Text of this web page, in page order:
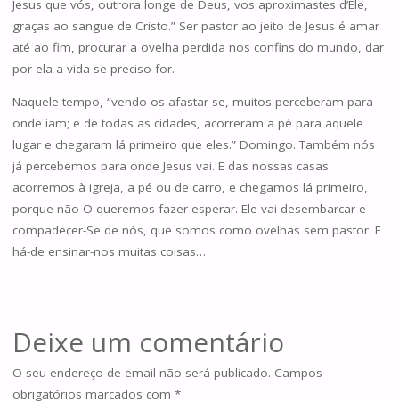
Jesus que vós, outrora longe de Deus, vos aproximastes d’Ele,
graças ao sangue de Cristo.” Ser pastor ao jeito de Jesus é amar
até ao fim, procurar a ovelha perdida nos confins do mundo, dar
por ela a vida se preciso for.
Naquele tempo, “vendo-os afastar-se, muitos perceberam para
onde iam; e de todas as cidades, acorreram a pé para aquele
lugar e chegaram lá primeiro que eles.” Domingo. Também nós
já percebemos para onde Jesus vai. E das nossas casas
acorremos à igreja, a pé ou de carro, e chegamos lá primeiro,
porque não O queremos fazer esperar. Ele vai desembarcar e
compadecer-Se de nós, que somos como ovelhas sem pastor. E
há-de ensinar-nos muitas coisas…
Deixe um comentário
O seu endereço de email não será publicado. Campos
obrigatórios marcados com *